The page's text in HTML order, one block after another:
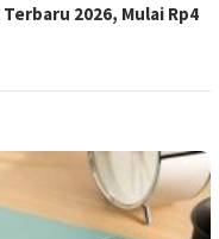
2026, Mulai Rp4